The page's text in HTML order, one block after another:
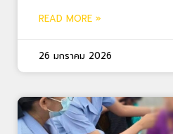
READ MORE »
26 มกราคม 2026